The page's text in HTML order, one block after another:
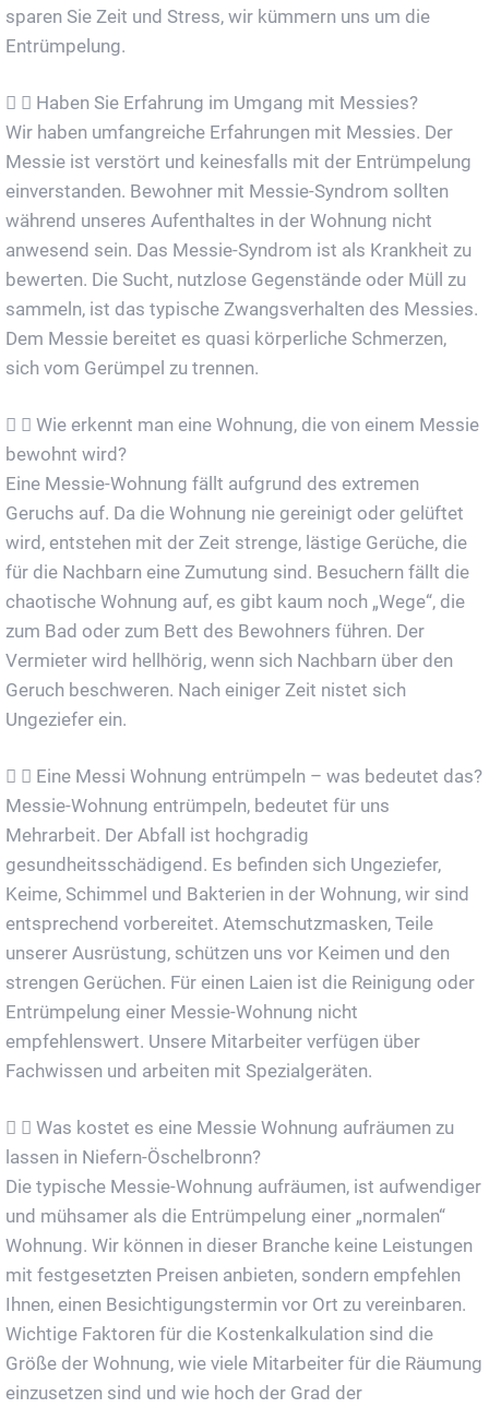
sparen Sie Zeit und Stress, wir kümmern uns um die
Entrümpelung.
Haben Sie Erfahrung im Umgang mit Messies?
Wir haben umfangreiche Erfahrungen mit Messies. Der
Messie ist verstört und keinesfalls mit der Entrümpelung
einverstanden. Bewohner mit Messie-Syndrom sollten
während unseres Aufenthaltes in der Wohnung nicht
anwesend sein. Das Messie-Syndrom ist als Krankheit zu
bewerten. Die Sucht, nutzlose Gegenstände oder Müll zu
sammeln, ist das typische Zwangsverhalten des Messies.
Dem Messie bereitet es quasi körperliche Schmerzen,
sich vom Gerümpel zu trennen.
Wie erkennt man eine Wohnung, die von einem Messie
bewohnt wird?
Eine Messie-Wohnung fällt aufgrund des extremen
Geruchs auf. Da die Wohnung nie gereinigt oder gelüftet
wird, entstehen mit der Zeit strenge, lästige Gerüche, die
für die Nachbarn eine Zumutung sind. Besuchern fällt die
chaotische Wohnung auf, es gibt kaum noch „Wege“, die
zum Bad oder zum Bett des Bewohners führen. Der
Vermieter wird hellhörig, wenn sich Nachbarn über den
Geruch beschweren. Nach einiger Zeit nistet sich
Ungeziefer ein.
Eine Messi Wohnung entrümpeln – was bedeutet das?
Messie-Wohnung entrümpeln, bedeutet für uns
Mehrarbeit. Der Abfall ist hochgradig
gesundheitsschädigend. Es befinden sich Ungeziefer,
Keime, Schimmel und Bakterien in der Wohnung, wir sind
entsprechend vorbereitet. Atemschutzmasken, Teile
unserer Ausrüstung, schützen uns vor Keimen und den
strengen Gerüchen. Für einen Laien ist die Reinigung oder
Entrümpelung einer Messie-Wohnung nicht
empfehlenswert. Unsere Mitarbeiter verfügen über
Fachwissen und arbeiten mit Spezialgeräten.
Was kostet es eine Messie Wohnung aufräumen zu
lassen in Niefern-Öschelbronn?
Die typische Messie-Wohnung aufräumen, ist aufwendiger
und mühsamer als die Entrümpelung einer „normalen“
Wohnung. Wir können in dieser Branche keine Leistungen
mit festgesetzten Preisen anbieten, sondern empfehlen
Ihnen, einen Besichtigungstermin vor Ort zu vereinbaren.
Wichtige Faktoren für die Kostenkalkulation sind die
Größe der Wohnung, wie viele Mitarbeiter für die Räumung
einzusetzen sind und wie hoch der Grad der